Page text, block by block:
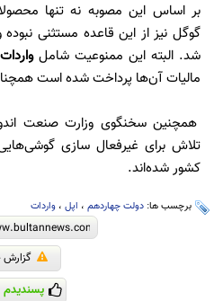
بر اساس این مصوبه نه تنها
گوگل نیز از این قاعده مستثنی
شد. البته این ممنوعیت شاملواردات
مالیات آن‌ها پرداخت شده است
همچنین سخنگوی وزارت صنعت
تلاش برای غیرفعال سازی
کشور شده‌اند.
برچسب ها: دولت چهاردهم ، اپل ، واردات
گزارش
پسندیدم